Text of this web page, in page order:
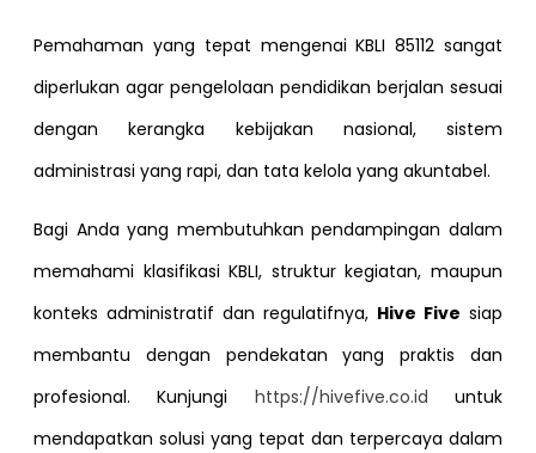
Pemahaman yang tepat mengenai KBLI 85112 sangat
diperlukan agar pengelolaan pendidikan berjalan sesuai
dengan kerangka kebijakan nasional, sistem
administrasi yang rapi, dan tata kelola yang akuntabel.
Bagi Anda yang membutuhkan pendampingan dalam
memahami klasifikasi KBLI, struktur kegiatan, maupun
konteks administratif dan regulatifnya, Hive Five siap
membantu dengan pendekatan yang praktis dan
profesional. Kunjungi https://hivefive.co.id untuk
mendapatkan solusi yang tepat dan terpercaya dalam